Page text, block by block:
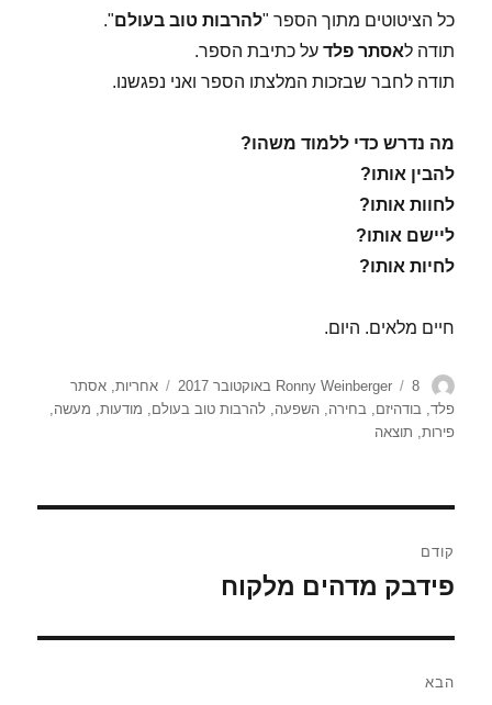
כל הציטוטים מתוך הספר "להרבות טוב בעולם".
תודה לאסתר פלד על כתיבת הספר.
תודה לחבר שבזכות המלצתו הספר ואני נפגשנו.
מה נדרש כדי ללמוד משהו?
להבין אותו?
לחוות אותו?
ליישם אותו?
לחיות אותו?
חיים מלאים. היום.
מחברRonny Weinberger
פורסם
בתאריך
8 באוקטובר 2017 תגיות
אחריות,אסתר
פלד,בודהיזם,בחירה,השפעה,להרבות טוב בעולם, מודעות, מעשה,
פירות, תוצאה
קודם
הפוסט
פידבק מדהים מלקוח
הבא